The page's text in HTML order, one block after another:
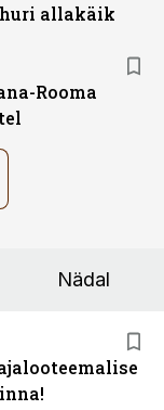
allakäik
Rooma
Nädal